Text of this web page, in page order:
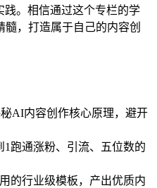
。相信通过这个专栏的学
，打造属于自己的内容创
秘AI内容创作核心原理，避开
1跑通涨粉、引流、五位数的
的行业级模板，产出优质内